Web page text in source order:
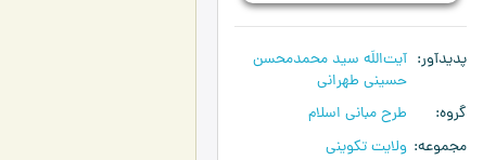
پدیدآور
آیت‌اللَه سید محمدمحسن
حسینی طهرانی
گروه
طرح مبانی اسلام
مجموعه ولایت تکوینی